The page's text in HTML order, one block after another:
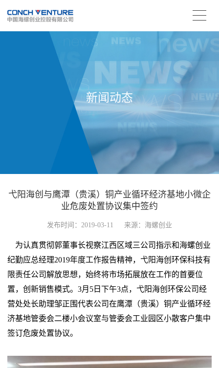
新闻动态
弋阳海创与鹰潭（贵溪）铜产业循环经济基地小微企
业危废处置协议集中签约
发布时间：2019-03-11 来源：海螺创业
为认真贯彻郭董事长视察江西区域三公司指示和海螺创业
纪勤应总经理2019年度工作报告精神，弋阳海创环保科技有
限责任公司解放思想，始终将市场拓展放在工作的首要位
置，创新销售模式。3月5日下午3点，弋阳海创环保公司经
营处处长助理邹正围代表公司在鹰潭（贵溪）铜产业循环经
济基地管委会二楼小会议室与管委会工业园区小散客户集中
签订危废处置协议。